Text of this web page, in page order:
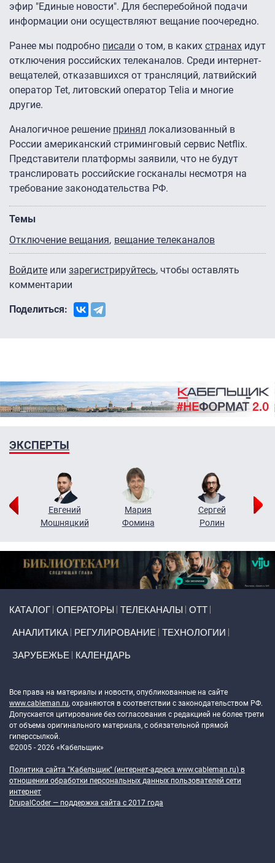
эфир "Единые новости". Для бесперебойной подачи
информации они осуществляют вещание поочередно.
Ранее мы подробно писали о том, в каких странах идут
отключения российских телеканалов. Среди интернет-
вещателей, отказавшихся от трансляций, латвийский
оператор Tet, литовский оператор Telia и многие
другие.
Аналогичное решение принял локализованный в
России американский стриминговый сервис Netflix.
Представители платформы заявили, что не будут
транслировать российские госканалы несмотря на
требование законодательства РФ.
Темы
Отключение вещания вещание телеканалов
Войдите или зарегистрируйтесь, чтобы оставлять
комментарии
Поделиться:
ЭКСПЕРТЫ
Евгений
Мошняцкий
Мария
Фомина
Сергей
Ролин
КАТАЛОГ ОПЕРАТОРЫ ТЕЛЕКАНАЛЫ ОТТ
АНАЛИТИКА РЕГУЛИРОВАНИЕ ТЕХНОЛОГИИ
ЗАРУБЕЖЬЕ КАЛЕНДАРЬ
Все права на материалы и новости, опубликованные на сайте
www.cableman.ru, охраняются в соответствии с законодательством РФ.
Допускается цитирование без согласования с редакцией не более трети
от объема оригинального материала, с обязательной прямой
гиперссылкой.
©2005 - 2026 «Кабельщик»
Политика сайта "Кабельщик" (интернет-адреса www.cableman.ru) в
отношении обработки персональных данных пользователей сети
интернет
DrupalCoder — поддержка сайта c 2017 года